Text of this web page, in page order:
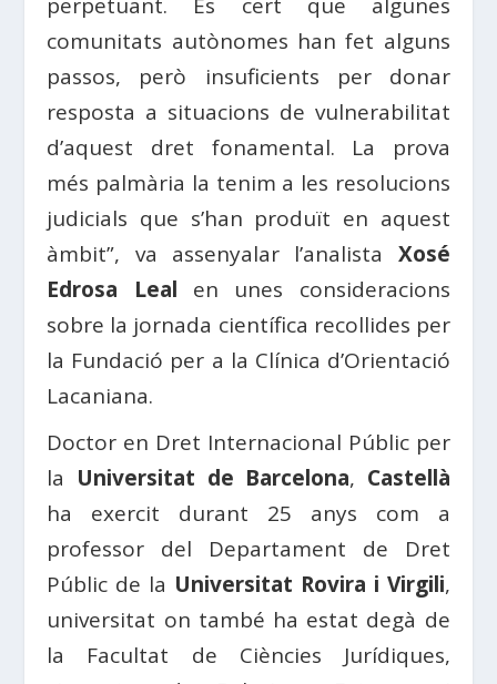
perpetuant. És cert que algunes
comunitats autònomes han fet alguns
passos, però insuficients per donar
resposta a situacions de vulnerabilitat
d’aquest dret fonamental. La prova
més palmària la tenim a les resolucions
judicials que s’han produït en aquest
àmbit”, va assenyalar l’analista Xosé
Edrosa Leal en unes consideracions
sobre la jornada científica recollides per
la Fundació per a la Clínica d’Orientació
Lacaniana.
Doctor en Dret Internacional Públic per
la Universitat de Barcelona, ​​Castellà
ha exercit durant 25 anys com a
professor del Departament de Dret
Públic de la Universitat Rovira i Virgili,
universitat on també ha estat degà de
la Facultat de Ciències Jurídiques,